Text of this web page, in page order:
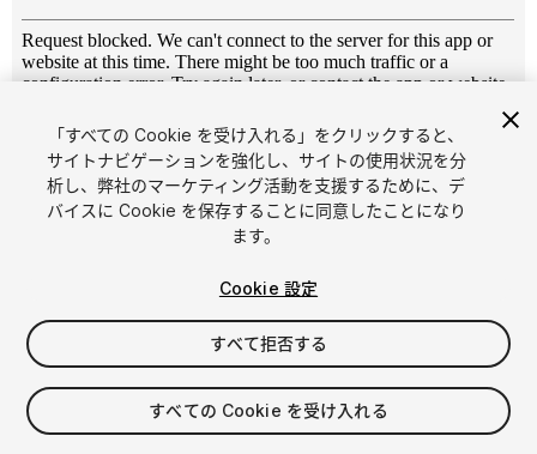
1/ 24
$9.99
消費税は決済時に計算されます
「すべての Cookie を受け入れる」をクリックすると、
サイトナビゲーションを強化し、サイトの使用状況を分
析し、弊社のマーケティング活動を支援するために、デ
バイスに Cookie を保存することに同意したことになり
ます。
Cookie 設定
すべて拒否する
すべての Cookie を受け入れる